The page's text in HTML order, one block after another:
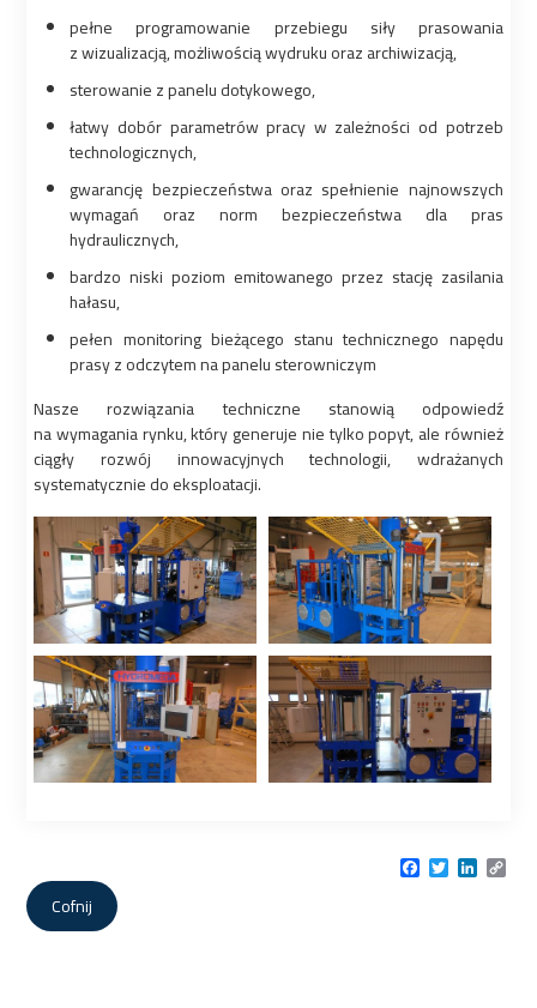
pełne programowanie przebiegu siły prasowania
z wizualizacją, możliwością wydruku oraz archiwizacją,
sterowanie z panelu dotykowego,
łatwy dobór parametrów pracy w zależności od potrzeb
technologicznych,
gwarancję bezpieczeństwa oraz spełnienie najnowszych
wymagań oraz norm bezpieczeństwa dla pras
hydraulicznych,
bardzo niski poziom emitowanego przez stację zasilania
hałasu,
pełen monitoring bieżącego stanu technicznego napędu
prasy z odczytem na panelu sterowniczym
Nasze rozwiązania techniczne stanowią odpowiedź
na wymagania rynku, który generuje nie tylko popyt, ale również
ciągły rozwój innowacyjnych technologii, wdrażanych
systematycznie do eksploatacji.
Facebook
Twitter
Link
Cofnij